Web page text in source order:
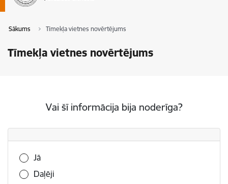
Sākums Tīmekļa vietnes novērtējums
Tīmekļa vietnes novērtējums
Vai šī informācija bija noderīga?
Vai šī informācija bija noderīga?
Jā
Daļēji